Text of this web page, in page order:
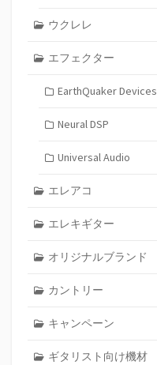
ウクレレ
エフェクター
EarthQuaker Devices
Neural DSP
Universal Audio
エレアコ
エレキギター
オリジナルブランド
カントリー
キャンペーン
ギタリスト向け機材